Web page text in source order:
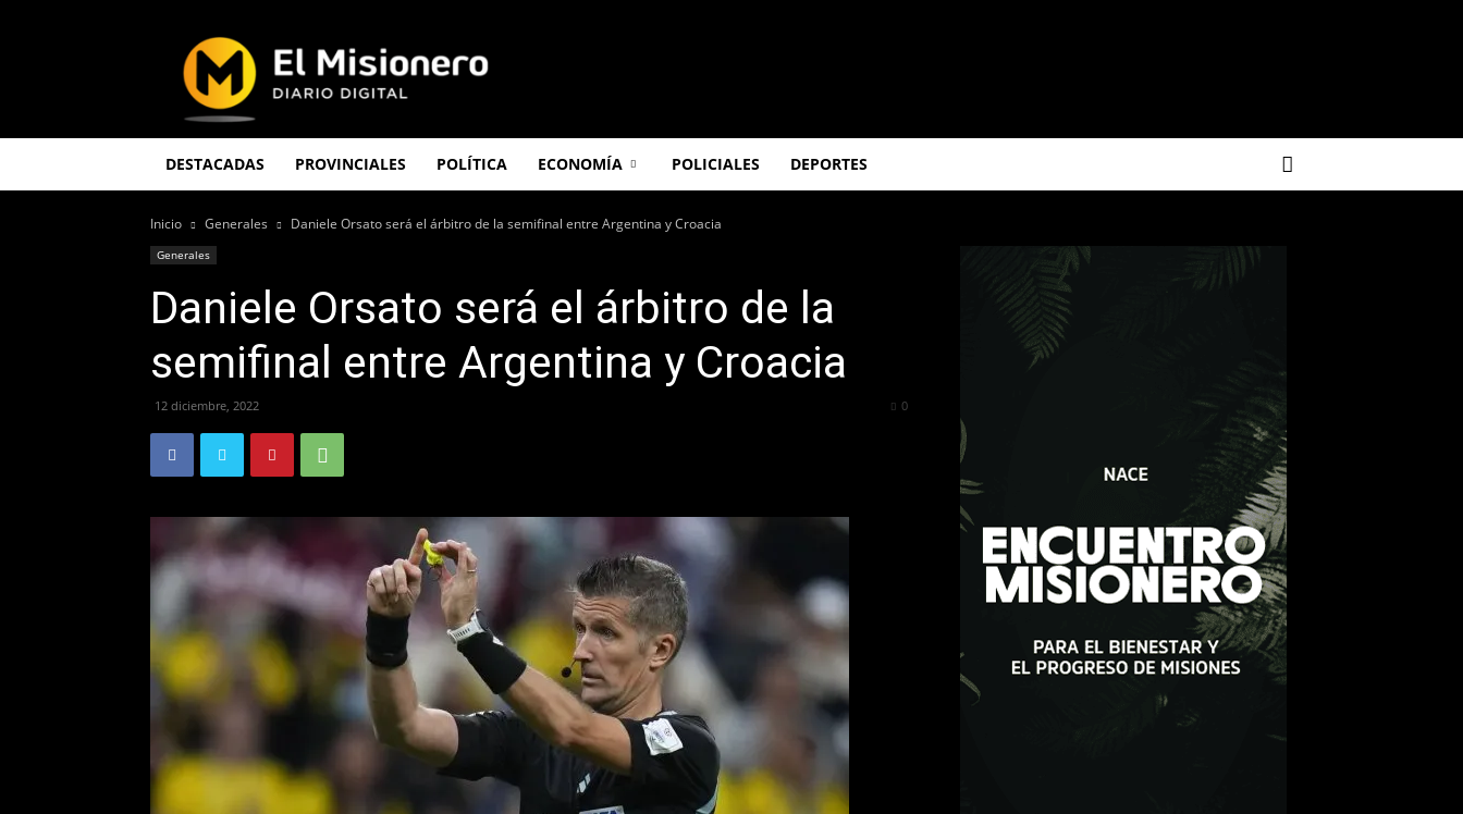
Misionero
DESTACADAS PROVINCIALES POLÍTICA ECONOMÍA POLICIALES DEPORTES
Inicio Generales Daniele Orsato será el árbitro de la semifinal entre Argentina y Croacia
Generales
Daniele Orsato será el árbitro de la
semifinal entre Argentina y Croacia
12 diciembre, 2022 0